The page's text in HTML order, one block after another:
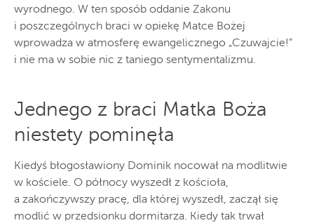
wyrodnego. W ten sposób oddanie Zakonu
i poszczególnych braci w opiekę Matce Bożej
wprowadza w atmosferę ewangelicznego „Czuwajcie!”
i nie ma w sobie nic z taniego sentymentalizmu.
Jednego z braci Matka Boża
niestety pominęła
Kiedyś błogosławiony Dominik nocował na modlitwie
w kościele. O północy wyszedł z kościoła,
a zakończywszy pracę, dla której wyszedł, zaczął się
modlić w przedsionku dormitarza. Kiedy tak trwał